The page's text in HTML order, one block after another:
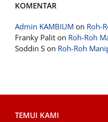
KOMENTAR
Admin KAMBIUM on Roh-
Franky Palit on Roh-Roh
Soddin S on Roh-Roh
TEMUI KAMI